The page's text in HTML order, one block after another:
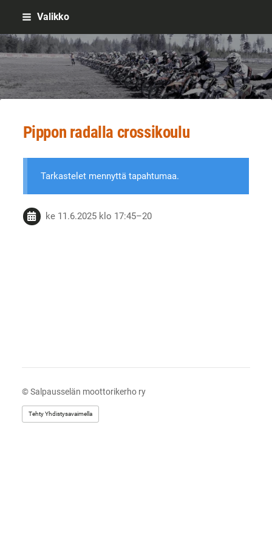
Siirry
sisältöön
Valikko
Sivuston etusivulle
Pippon radalla crossikoulu
Tarkastelet mennyttä tapahtumaa.
ke 11.6.2025 klo 17:45–20
©Salpausselän moottorikerho ry
Tehty Yhdistysavaimella